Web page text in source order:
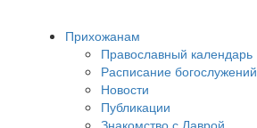
Прихожанам
Православный календарь
Расписание богослужений
Новости
Публикации
Знакомство с Лаврой